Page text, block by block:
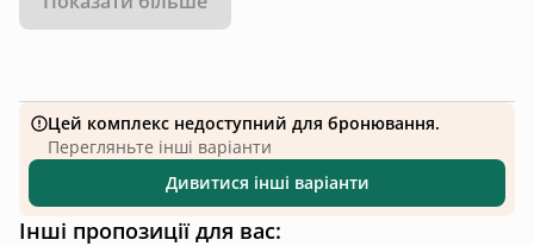
На території є все необхідне для комфортного
дозволять вам розслабитися під звуки природи. І,
звичайно ж, не забудьте відвідати наш чан для
занурення у гарячу воду і розслаблення після
активного дня на природі.
Цей комплекс недоступний для бронювання.
Перегляньте інші варіанти
Дивитися інші варіанти
Інші пропозиції для вас: